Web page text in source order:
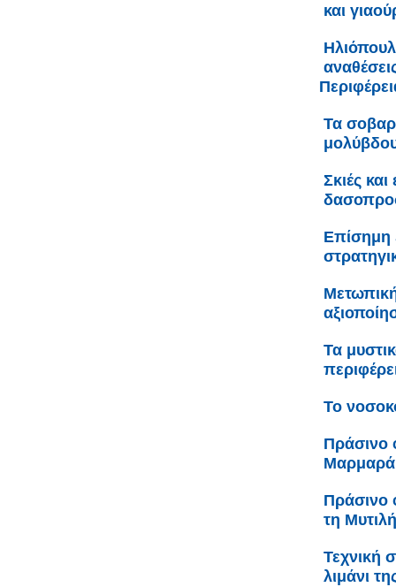
και
Τα
Σκιές
Επίσημη
Τα
Το
Πράσινο
Μαρμαρά
Πράσινο
τη
Τεχνική
λιμάνι